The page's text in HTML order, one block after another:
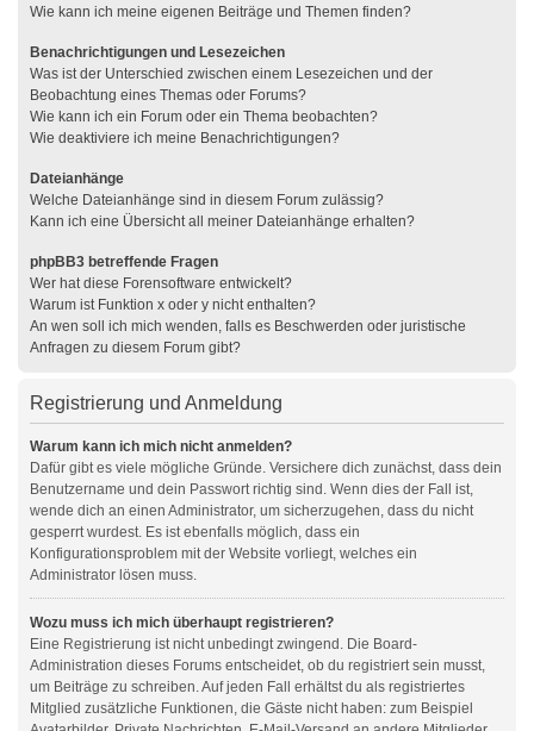
Wie kann ich meine eigenen Beiträge und Themen finden?
Benachrichtigungen und Lesezeichen
Was ist der Unterschied zwischen einem Lesezeichen und der
Beobachtung eines Themas oder Forums?
Wie kann ich ein Forum oder ein Thema beobachten?
Wie deaktiviere ich meine Benachrichtigungen?
Dateianhänge
Welche Dateianhänge sind in diesem Forum zulässig?
Kann ich eine Übersicht all meiner Dateianhänge erhalten?
phpBB3 betreffende Fragen
Wer hat diese Forensoftware entwickelt?
Warum ist Funktion x oder y nicht enthalten?
An wen soll ich mich wenden, falls es Beschwerden oder juristische
Anfragen zu diesem Forum gibt?
Registrierung und Anmeldung
Warum kann ich mich nicht anmelden?
Dafür gibt es viele mögliche Gründe. Versichere dich zunächst, dass dein
Benutzername und dein Passwort richtig sind. Wenn dies der Fall ist,
wende dich an einen Administrator, um sicherzugehen, dass du nicht
gesperrt wurdest. Es ist ebenfalls möglich, dass ein
Konfigurationsproblem mit der Website vorliegt, welches ein
Administrator lösen muss.
Wozu muss ich mich überhaupt registrieren?
Eine Registrierung ist nicht unbedingt zwingend. Die Board-
Administration dieses Forums entscheidet, ob du registriert sein musst,
um Beiträge zu schreiben. Auf jeden Fall erhältst du als registriertes
Mitglied zusätzliche Funktionen, die Gäste nicht haben: zum Beispiel